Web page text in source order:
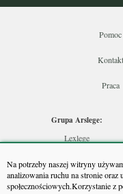
Na potrzeby naszej witryny
analizowania ruchu na stronie
społecznościowych.Korzystanie z
Pomoc
Kontakt
Praca
Grupa Arslege:
Lexlege
Skarbowcy
Urzędnik